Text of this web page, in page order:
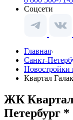
Соцсети
Главная
Санкт-
Новостройки
Квартал
ЖК Квартал
Петербург *